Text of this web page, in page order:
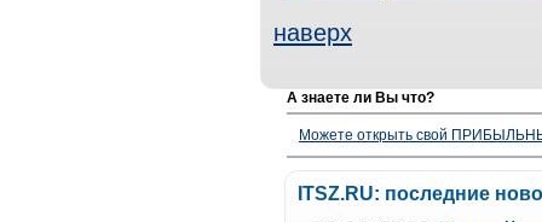
наверх
А знаете ли Вы что?
Можете открыть свой
ITSZ.RU: последние